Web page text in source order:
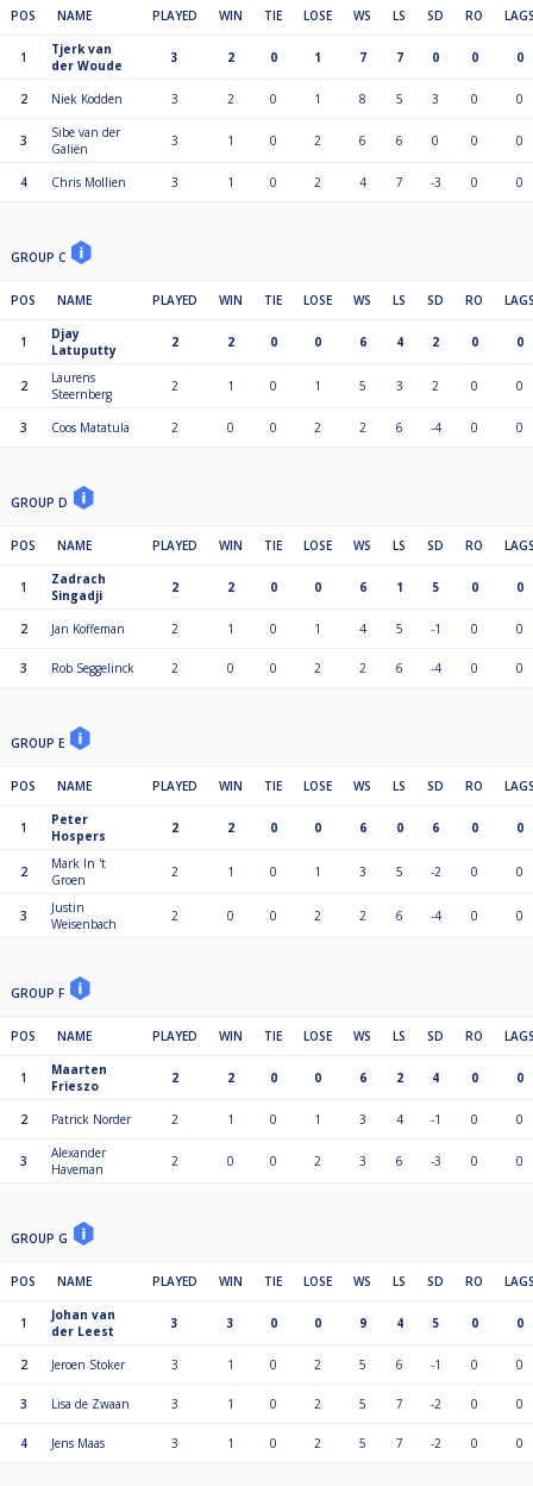
POS NAME PLAYED WIN TIE LOSE WS LS SD RO
1
Tjerk van
der Woude
3 2 0 1 7 7 0 0 0
2 Niek Kodden 3 2 0 1 8 5 3 0 0
3
Sibe van der
Galiën
3 1 0 2 6 6 0 0 0
4 Chris Mollien 3 1 0 2 4 7 -3 0 0
GROUP C
POS NAME PLAYED WIN TIE LOSE WS LS SD RO
1
Djay
Latuputty
2 2 0 0 6 4 2 0 0
2
Laurens
Steernberg
2 1 0 1 5 3 2 0 0
3 Coos Matatula 2 0 0 2 2 6 -4 0 0
GROUP D
POS NAME PLAYED WIN TIE LOSE WS LS SD RO
1
Zadrach
Singadji
2 2 0 0 6 1 5 0 0
2 Jan Koffeman 2 1 0 1 4 5 -1 0 0
3 Rob Seggelinck 2 0 0 2 2 6 -4 0 0
GROUP E
POS NAME PLAYED WIN TIE LOSE WS LS SD RO
1
Peter
Hospers
2 2 0 0 6 0 6 0 0
2
Mark In 't
Groen
2 1 0 1 3 5 -2 0 0
3
Justin
Weisenbach
2 0 0 2 2 6 -4 0 0
GROUP F
POS NAME PLAYED WIN TIE LOSE WS LS SD RO
1
Maarten
Frieszo
2 2 0 0 6 2 4 0 0
2 Patrick Norder 2 1 0 1 3 4 -1 0 0
3
Alexander
Haveman
2 0 0 2 3 6 -3 0 0
GROUP G
POS NAME PLAYED WIN TIE LOSE WS LS SD RO
1
Johan van
der Leest
3 3 0 0 9 4 5 0 0
2 Jeroen Stoker 3 1 0 2 5 6 -1 0 0
3 Lisa de Zwaan 3 1 0 2 5 7 -2 0 0
4 Jens Maas 3 1 0 2 5 7 -2 0 0